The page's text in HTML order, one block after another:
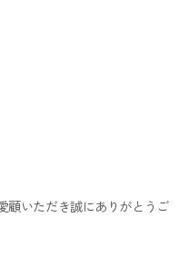
顧いただき誠にありがとうご